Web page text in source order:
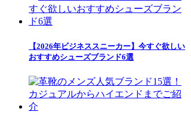
【2026年ビジネススニーカー】今すぐ欲しい
おすすめシューズブランド6選